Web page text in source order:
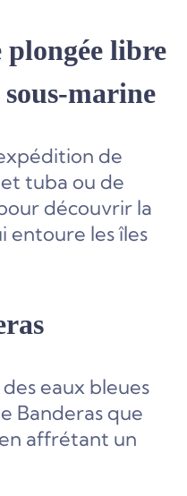
libre
marine
de
tuba ou de
découvrir la
entoure les îles
eaux bleues
Banderas que
affrétant un